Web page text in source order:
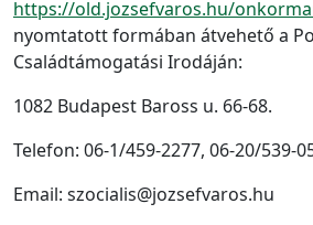
https://old.jozsefvaros.hu/
nyomtatott formában átvehető a
Családtámogatási Irodáján:
1082 Budapest Baross u. 66-68.
Telefon: 06-1/459-2277, 06-20/539-
Email: szocialis@jozsefvaros.hu